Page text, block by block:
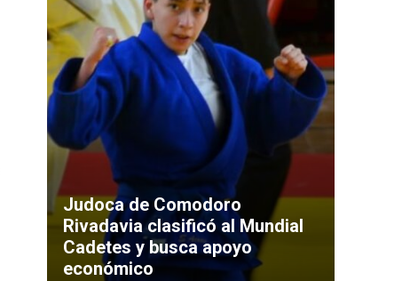
Judoca de Comodoro
Rivadavia clasificó al Mundial
Cadetes y busca apoyo
económico